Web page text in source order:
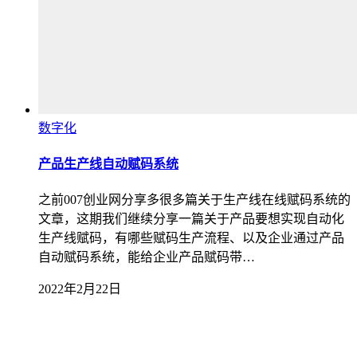
数字化
产品生产线自动赋码系统
之前007创业网分享多很多篇关于生产线在线赋码系统的
文章，这期我们继续分享一篇关于产品要想实现自动化
生产线赋码，有哪些赋码生产流程、以及企业通过产品
自动赋码系统，能给企业产品赋码带…
2022年2月22日